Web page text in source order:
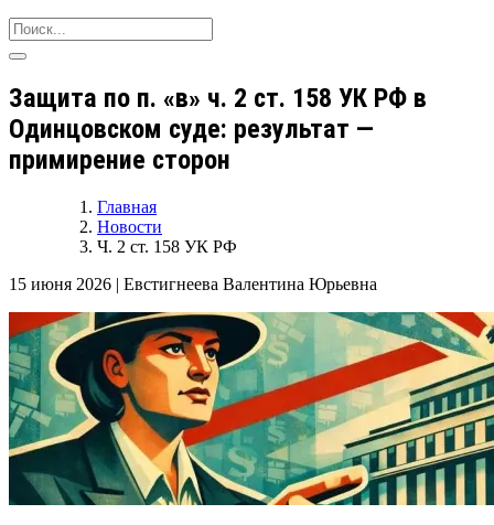
Защита по п. «в» ч. 2 ст. 158 УК РФ в
Одинцовском суде: результат —
примирение сторон
Главная
Новости
Ч. 2 ст. 158 УК РФ
15 июня 2026 | Евстигнеева Валентина Юрьевна